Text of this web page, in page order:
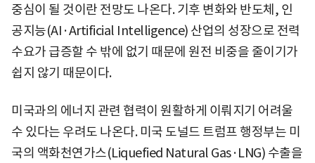
중심이 될 것이란 전망도 나온다. 기후 변화와 반도체, 인
공지능(AI·Artificial Intelligence) 산업의 성장으로 전력
수요가 급증할 수 밖에 없기 때문에 원전 비중을 줄이기가
쉽지 않기 때문이다.
미국과의 에너지 관련 협력이 원활하게 이뤄지기 어려울
수 있다는 우려도 나온다. 미국 도널드 트럼프 행정부는 미
국의 액화천연가스(Liquefied Natural Gas·LNG) 수출을